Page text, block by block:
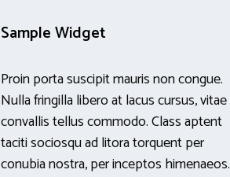
Sample Widget
Proin porta suscipit mauris non congue.
Nulla fringilla libero at lacus cursus, vitae
convallis tellus commodo. Class aptent
taciti sociosqu ad litora torquent per
conubia nostra, per inceptos himenaeos.